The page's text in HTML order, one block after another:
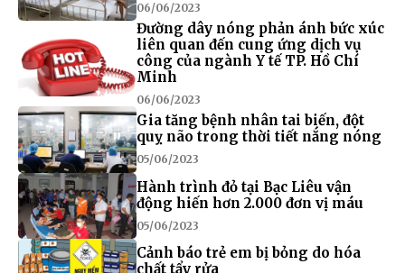
06/06/2023
Đường dây nóng phản ánh bức xúc
liên quan đến cung ứng dịch vụ
công của ngành Y tế TP. Hồ Chí
Minh
06/06/2023
Gia tăng bệnh nhân tai biến, đột
quỵ não trong thời tiết nắng nóng
05/06/2023
Hành trình đỏ tại Bạc Liêu vận
động hiến hơn 2.000 đơn vị máu
05/06/2023
Cảnh báo trẻ em bị bỏng do hóa
chất tẩy rửa